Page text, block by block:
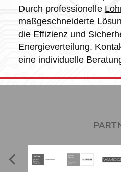
Durch professionelle
maßgeschneiderte
die Effizienz und
Energieverteilung.
eine individuelle